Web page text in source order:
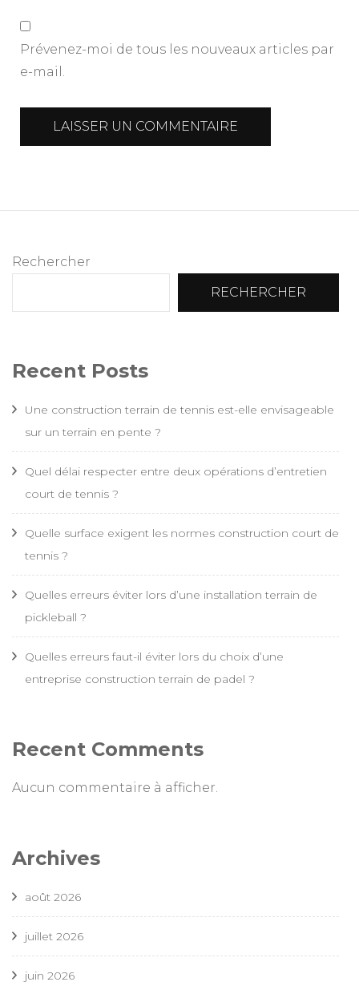
Prévenez-moi de tous les nouveaux articles par
e-mail.
Rechercher
RECHERCHER
Recent Posts
Une construction terrain de tennis est-elle envisageable
sur un terrain en pente ?
Quel délai respecter entre deux opérations d’entretien
court de tennis ?
Quelle surface exigent les normes construction court de
tennis ?
Quelles erreurs éviter lors d’une installation terrain de
pickleball ?
Quelles erreurs faut-il éviter lors du choix d’une
entreprise construction terrain de padel ?
Recent Comments
Aucun commentaire à afficher.
Archives
août 2026
juillet 2026
juin 2026